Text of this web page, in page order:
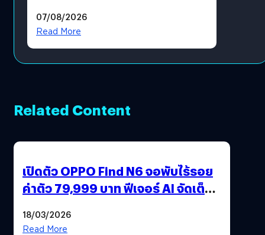
โดยตรง
07/08/2026
Read More
Related Content
เปิดตัว OPPO Find N6 จอพับไร้รอย
ค่าตัว 79,999 บาท ฟีเจอร์ AI จัดเต็ม
18/03/2026
Read More